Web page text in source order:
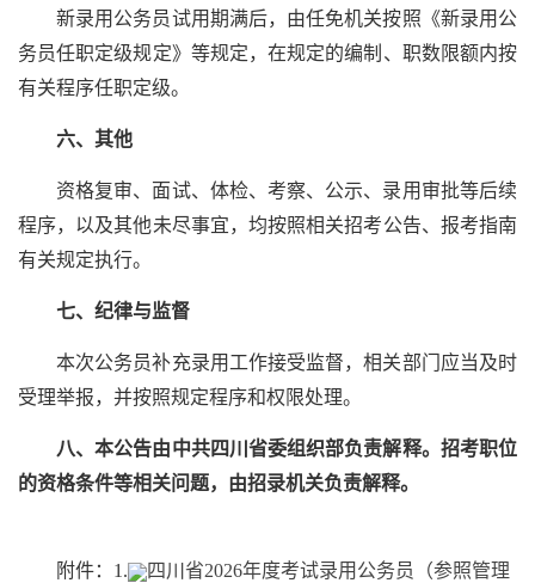
新录用公务员试用期满后，由任免机关按照《新录用公
务员任职定级规定》等规定，在规定的编制、职数限额内按
有关程序任职定级。
六、其他
资格复审、面试、体检、考察、公示、录用审批等后续
程序，以及其他未尽事宜，均按照相关招考公告、报考指南
有关规定执行。
七、纪律与监督
本次公务员补充录用工作接受监督，相关部门应当及时
受理举报，并按照规定程序和权限处理。
八、本公告由中共四川省委组织部负责解释。招考职位
的资格条件等相关问题，由招录机关负责解释。
附件：1.
四川省2026年度考试录用公务员（参照管理